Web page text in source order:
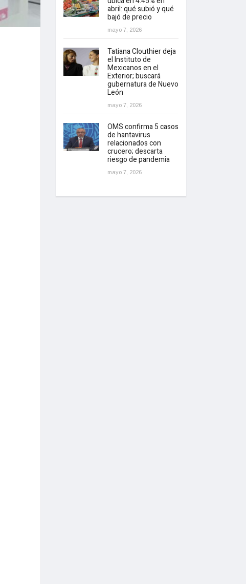
abril: qué subió y qué
bajó de precio
mayo 7, 2026
Tatiana Clouthier deja
el Instituto de
Mexicanos en el
Exterior; buscará
gubernatura de Nuevo
León
mayo 7, 2026
OMS confirma 5 casos
de hantavirus
relacionados con
crucero; descarta
riesgo de pandemia
mayo 7, 2026